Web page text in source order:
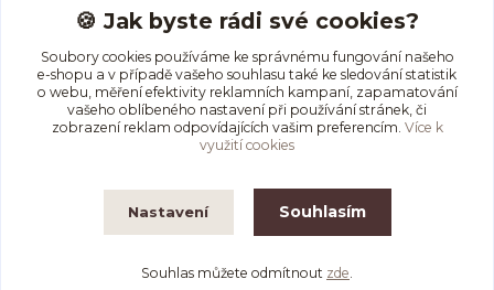
+420 731 681 038
(Po-Ne, 9-18 hod.)
info@infinitypierce.cz
Vytvořeno na
Eshop-rychle.cz
🍪 Jak byste rádi své cookies?
Soubory cookies používáme ke správnému fungování našeho
e-shopu a v případě vašeho souhlasu také ke sledování statistik
o webu, měření efektivity reklamních kampaní, zapamatování
vašeho oblíbeného nastavení při používání stránek, či
zobrazení reklam odpovídajících vašim preferencím. Více k
využití cookies
Nastavení Souhlasím
Souhlas můžete odmítnout zde